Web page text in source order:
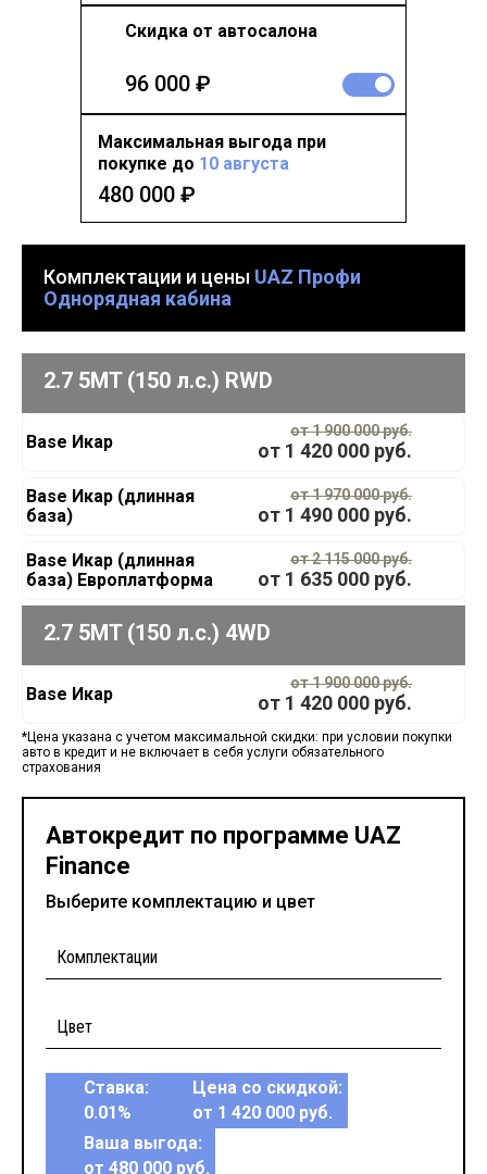
Скидка от автосалона
96 000 ₽
Максимальная выгода при
покупке до 10 августа
480 000 ₽
Комплектации и цены UAZ Профи
Однорядная кабина
2.7 5MT (150 л.с.) RWD
Base Икар
от 1 900 000 руб.
от 1 420 000 руб.
Base Икар (длинная
база)
от 1 970 000 руб.
от 1 490 000 руб.
Base Икар (длинная
база) Европлатформа
от 2 115 000 руб.
от 1 635 000 руб.
2.7 5MT (150 л.с.) 4WD
Base Икар
от 1 900 000 руб.
от 1 420 000 руб.
*Цена указана с учетом максимальной скидки: при условии покупки
авто в кредит и не включает в себя услуги обязательного
страхования
Автокредит по программе UAZ
Finance
Выберите комплектацию и цвет
Ставка:
0.01%
Цена со скидкой:
от 1 420 000 руб.
Ваша выгода:
от 480 000 руб.